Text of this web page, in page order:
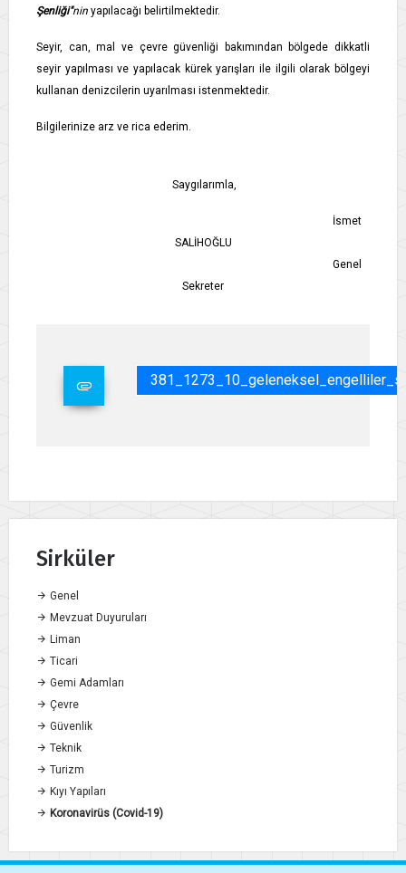
Şenliği"nin yapılacağı belirtilmektedir.
Seyir, can, mal ve çevre güvenliği bakımından bölgede dikkatli
seyir yapılması ve yapılacak kürek yarışları ile ilgili olarak bölgeyi
kullanan denizcilerin uyarılması istenmektedir.
Bilgilerinize arz ve rica ederim.
Saygılarımla,
İsmet
SALİHOĞLU
Genel
Sekreter
Sirküler
Genel
Mevzuat Duyuruları
Liman
Ticari
Gemi Adamları
Çevre
Güvenlik
Teknik
Turizm
Kıyı Yapıları
Koronavirüs (Covid-19)